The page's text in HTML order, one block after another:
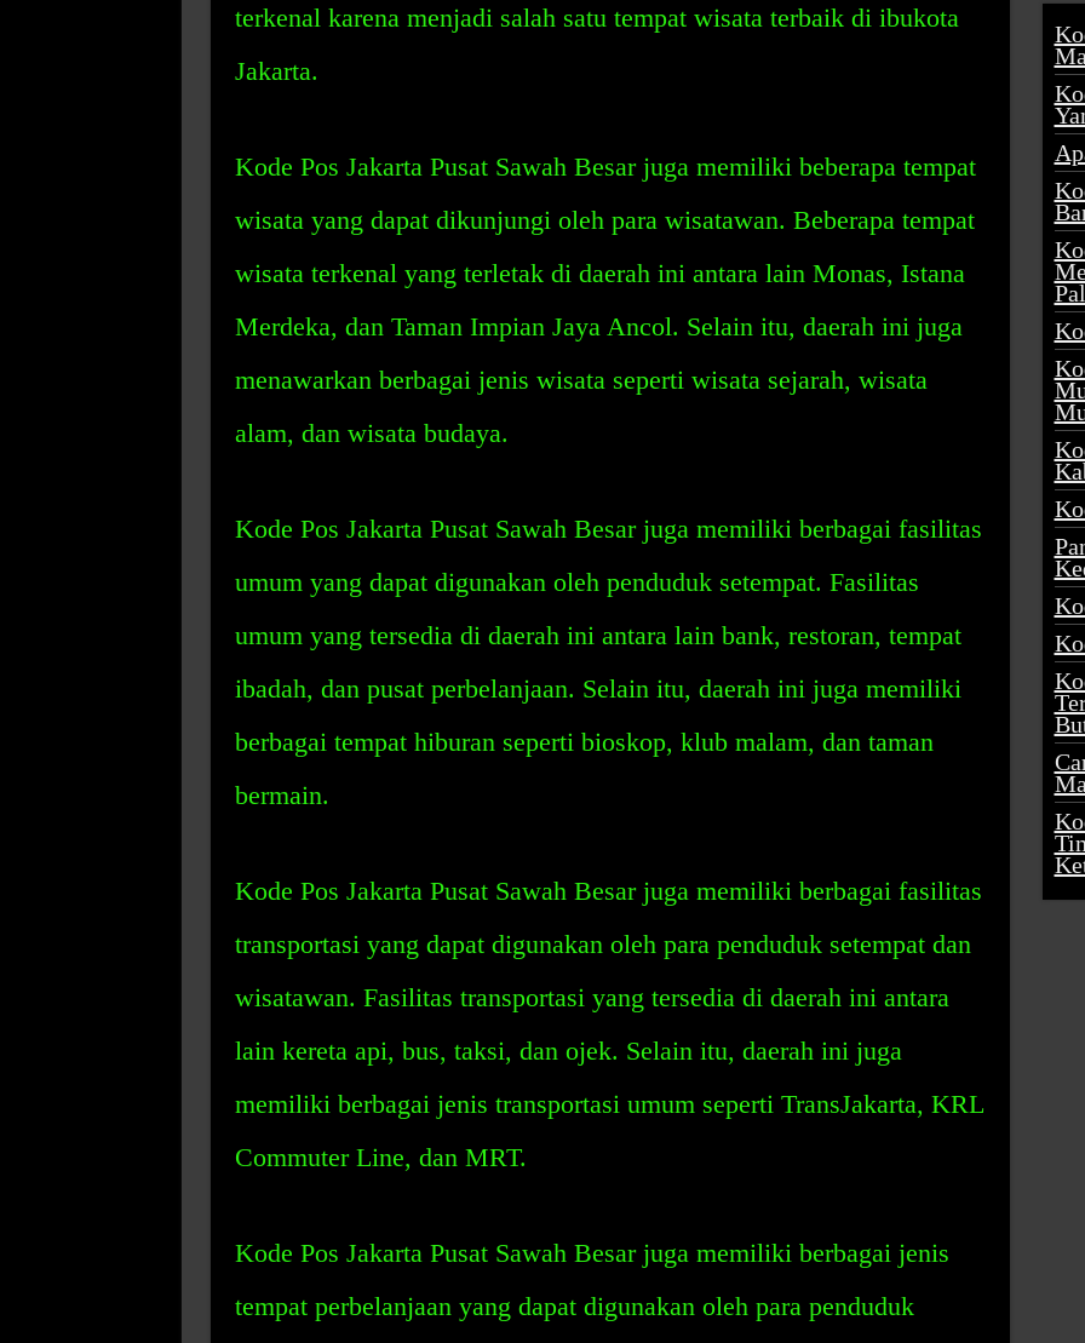
terkenal karena menjadi salah satu tempat wisata terbaik di ibukota
Jakarta.
Kode Pos Jakarta Pusat Sawah Besar juga memiliki beberapa tempat
wisata yang dapat dikunjungi oleh para wisatawan. Beberapa tempat
wisata terkenal yang terletak di daerah ini antara lain Monas, Istana
Merdeka, dan Taman Impian Jaya Ancol. Selain itu, daerah ini juga
menawarkan berbagai jenis wisata seperti wisata sejarah, wisata
alam, dan wisata budaya.
Kode Pos Jakarta Pusat Sawah Besar juga memiliki berbagai fasilitas
umum yang dapat digunakan oleh penduduk setempat. Fasilitas
umum yang tersedia di daerah ini antara lain bank, restoran, tempat
ibadah, dan pusat perbelanjaan. Selain itu, daerah ini juga memiliki
berbagai tempat hiburan seperti bioskop, klub malam, dan taman
bermain.
Kode Pos Jakarta Pusat Sawah Besar juga memiliki berbagai fasilitas
transportasi yang dapat digunakan oleh para penduduk setempat dan
wisatawan. Fasilitas transportasi yang tersedia di daerah ini antara
lain kereta api, bus, taksi, dan ojek. Selain itu, daerah ini juga
memiliki berbagai jenis transportasi umum seperti TransJakarta, KRL
Commuter Line, dan MRT.
Kode Pos Jakarta Pusat Sawah Besar juga memiliki berbagai jenis
tempat perbelanjaan yang dapat digunakan oleh para penduduk